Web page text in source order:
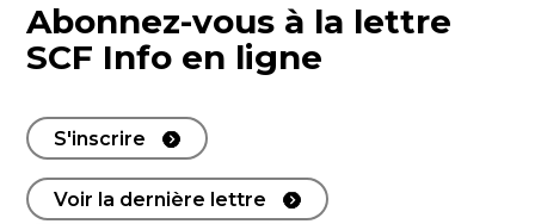
Abonnez-vous à la lettre
SCF Info en ligne
S'inscrire
Voir la dernière lettre